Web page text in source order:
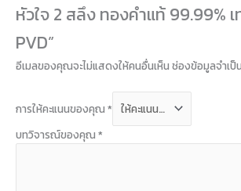
หัวใจ 2 สลึง ทองคำแท้ 99.99%
PVD”
อีเมลของคุณจะไม่แสดงให้คนอื่นเห็น ช่องข้อมูลจำเป็
การให้คะแนนของคุณ *
บทวิจารณ์ของคุณ *